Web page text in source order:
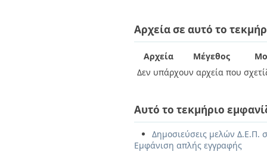
Αρχεία σε αυτό το
Αρχεία Μέγεθος
Δεν υπάρχουν αρχεία που
Αυτό το τεκμήριο
Δημοσιεύσεις μελών Δ.Ε.Π.
Εμφάνιση απλής εγγραφής